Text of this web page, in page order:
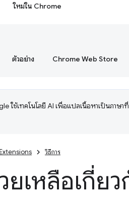
ใหม่ใน Chrome
ตัวอย่าง Chrome Web Store
ใช้เทคโนโลยี AI เพื่อแปลเนื้อหาเป็นภาษ
วิธีการ
ยเหลือเกี่ย